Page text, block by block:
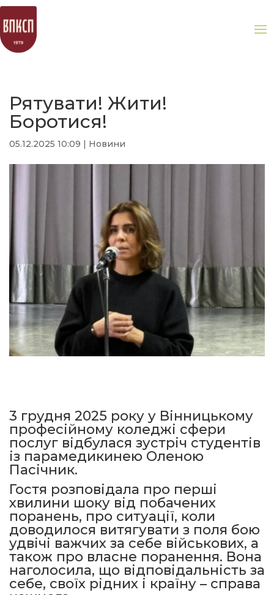
Рятувати! Жити!
Боротися!
05.12.2025 10:09 Новини
3 грудня 2025 року у Вінницькому
професійному коледжі сфери
послуг відбулася зустріч студентів
із парамедикинею Оленою
Пасічник.
Гостя розповідала про перші
хвилини шоку від побачених
поранень, про ситуації, коли
доводилося витягувати з поля бою
удвічі важчих за себе військових, а
також про власне поранення. Вона
наголосила, що відповідальність за
себе, своїх рідних і країну – справа